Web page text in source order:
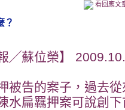
看回應文
？
報╱蘇位榮】
被告的案子，過去
水扁羈押案可說創